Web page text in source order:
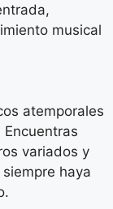
musical
atemporales
variados y
haya